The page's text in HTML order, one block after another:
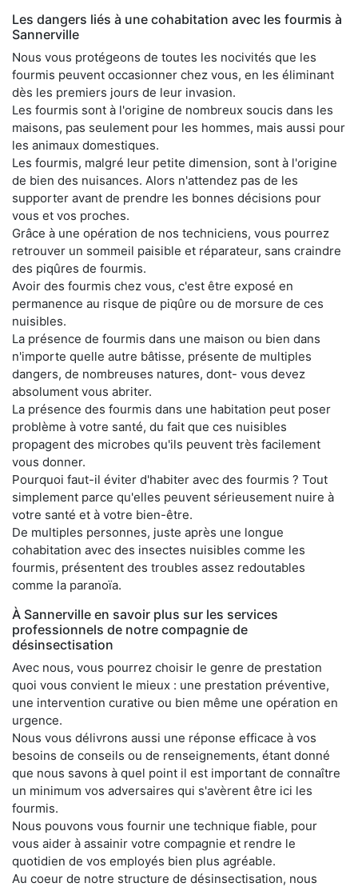
Les dangers liés à une cohabitation avec les fourmis à
Sannerville
Nous vous protégeons de toutes les nocivités que les
fourmis peuvent occasionner chez vous, en les éliminant
dès les premiers jours de leur invasion.
Les fourmis sont à l'origine de nombreux soucis dans les
maisons, pas seulement pour les hommes, mais aussi pour
les animaux domestiques.
Les fourmis, malgré leur petite dimension, sont à l'origine
de bien des nuisances. Alors n'attendez pas de les
supporter avant de prendre les bonnes décisions pour
vous et vos proches.
Grâce à une opération de nos techniciens, vous pourrez
retrouver un sommeil paisible et réparateur, sans craindre
des piqûres de fourmis.
Avoir des fourmis chez vous, c'est être exposé en
permanence au risque de piqûre ou de morsure de ces
nuisibles.
La présence de fourmis dans une maison ou bien dans
n'importe quelle autre bâtisse, présente de multiples
dangers, de nombreuses natures, dont- vous devez
absolument vous abriter.
La présence des fourmis dans une habitation peut poser
problème à votre santé, du fait que ces nuisibles
propagent des microbes qu'ils peuvent très facilement
vous donner.
Pourquoi faut-il éviter d'habiter avec des fourmis ? Tout
simplement parce qu'elles peuvent sérieusement nuire à
votre santé et à votre bien-être.
De multiples personnes, juste après une longue
cohabitation avec des insectes nuisibles comme les
fourmis, présentent des troubles assez redoutables
comme la paranoïa.
À Sannerville en savoir plus sur les services
professionnels de notre compagnie de
désinsectisation
Avec nous, vous pourrez choisir le genre de prestation
quoi vous convient le mieux : une prestation préventive,
une intervention curative ou bien même une opération en
urgence.
Nous vous délivrons aussi une réponse efficace à vos
besoins de conseils ou de renseignements, étant donné
que nous savons à quel point il est important de connaître
un minimum vos adversaires qui s'avèrent être ici les
fourmis.
Nous pouvons vous fournir une technique fiable, pour
vous aider à assainir votre compagnie et rendre le
quotidien de vos employés bien plus agréable.
Au coeur de notre structure de désinsectisation, nous